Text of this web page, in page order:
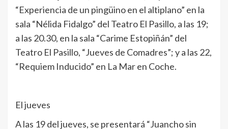
“Experiencia de un pingüino en el altiplano” en la
sala “Nélida Fidalgo” del Teatro El Pasillo, a las 19;
a las 20.30, en la sala “Carime Estopiñán” del
Teatro El Pasillo, “Jueves de Comadres”; y a las 22,
“Requiem Inducido” en La Mar en Coche.
El jueves
A las 19 del jueves, se presentará “Juancho sin